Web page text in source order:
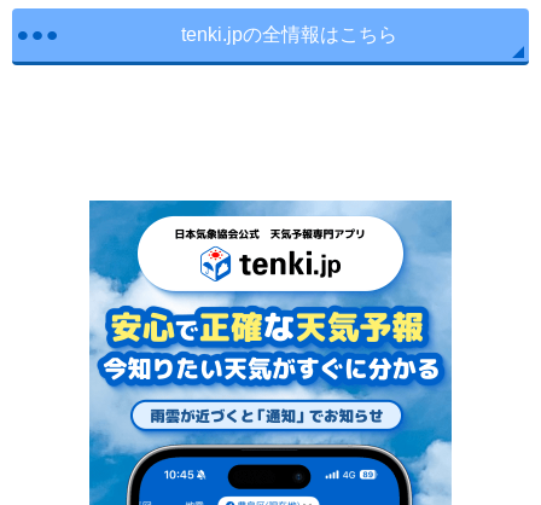
tenki.jpの全情報はこちら